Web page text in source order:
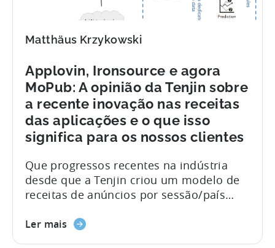
Matthäus Krzykowski
Applovin, Ironsource e agora
MoPub: A opinião da Tenjin sobre
a recente inovação nas receitas
das aplicações e o que isso
significa para os nossos clientes
Que progressos recentes na indústria
desde que a Tenjin criou um modelo de
receitas de anúncios por sessão/país
sido meses emocionantes para quem
Ler mais